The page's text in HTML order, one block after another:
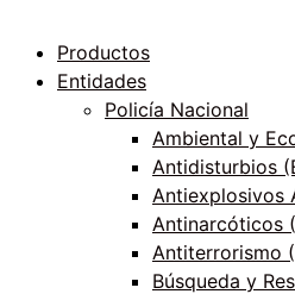
Productos
Entidades
Policía Nacional
Ambiental y
Antidisturbios
Antiexplosivos
Antinarcóticos
Antiterrorismo
Búsqueda y